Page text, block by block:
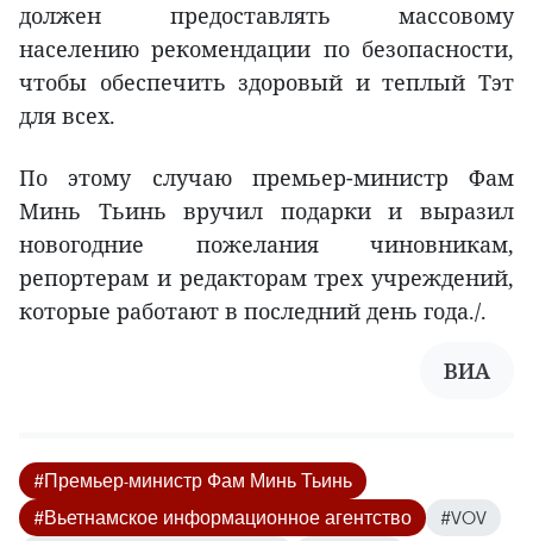
должен предоставлять массовому
населению рекомендации по безопасности,
чтобы обеспечить здоровый и теплый Тэт
для всех.
По этому случаю премьер-министр Фам
Минь Тьинь вручил подарки и выразил
новогодние пожелания чиновникам,
репортерам и редакторам трех учреждений,
которые работают в последний день года./.
ВИА
#Премьер-министр Фам Минь Тьинь
#Вьетнамское информационное агентство
#VOV